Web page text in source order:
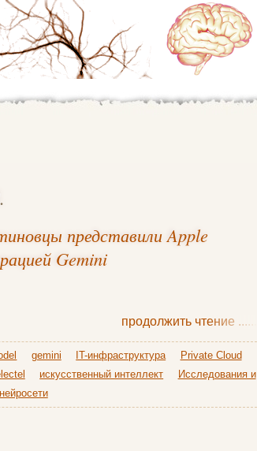
.
представили Apple
Gemini
продолжить чтение ......
gemini IT-инфраструктура
Private Cloud
искусственный интеллект
Исследования и
нейросети